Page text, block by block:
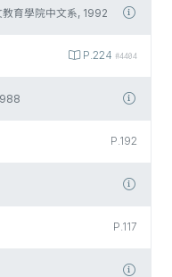
育學院中文系, 1992
P.224 #4404
P.192
P.117